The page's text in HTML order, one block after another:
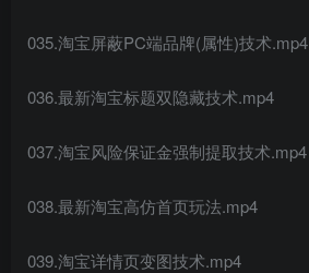
035.淘宝屏蔽PC端品牌(属性)技术.mp4
036.最新淘宝标题双隐藏技术.mp4
037.淘宝风险保证金强制提取技术.mp4
038.最新淘宝高仿首页玩法.mp4
039.淘宝详情页变图技术.mp4